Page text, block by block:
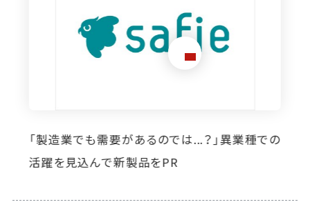
想定外のニーズ発掘に寄与。イプロス掲載によ
り自社製品の活躍の場が広がっています